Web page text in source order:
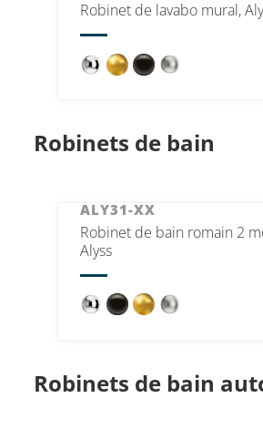
Robinet de lavabo mural,
Robinets de bain
ALY31-XX
Robinet de bain romain 2
Alyss
Robinets de bain